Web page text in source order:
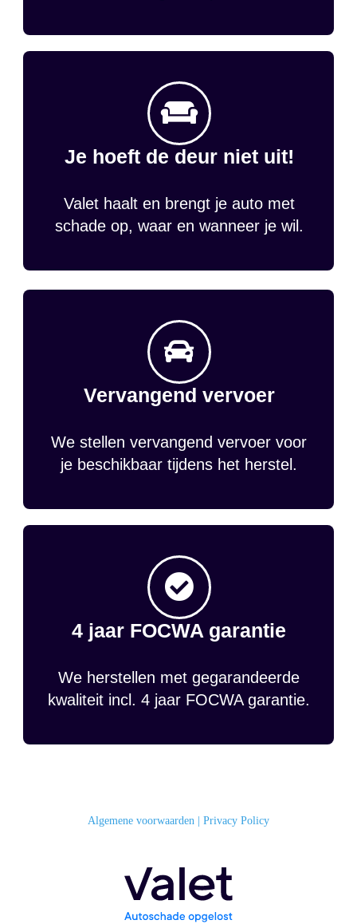
Je hoeft de deur niet uit!
Valet haalt en brengt je auto met
schade op, waar en wanneer je wil.
Vervangend vervoer
We stellen vervangend vervoer voor
je beschikbaar tijdens het herstel.
4 jaar FOCWA garantie
We herstellen met gegarandeerde
kwaliteit incl. 4 jaar FOCWA garantie.
Algemene voorwaarden Privacy Policy